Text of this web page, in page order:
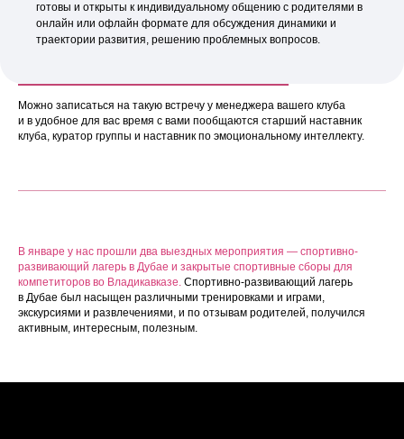
готовы и открыты к индивидуальному общению с родителями в
онлайн или офлайн формате для обсуждения динамики и
траектории развития, решению проблемных вопросов.
Можно записаться на такую встречу у менеджера вашего клуба
и в удобное для вас время с вами пообщаются старший наставник
клуба, куратор группы и наставник по эмоциональному интеллекту.
В январе у нас прошли два выездных мероприятия — спортивно-
развивающий лагерь в Дубае и закрытые спортивные сборы для
компетиторов во Владикавказе. Спортивно-развивающий лагерь
в Дубае был насыщен различными тренировками и играми,
экскурсиями и развлечениями, и по отзывам родителей, получился
активным, интересным, полезным.